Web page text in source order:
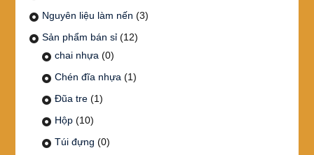
Nguyên liệu làm nến (3)
Sản phẩm bán sỉ (12)
chai nhựa (0)
Chén đĩa nhựa (1)
Đũa tre (1)
Hộp (10)
Túi đựng (0)